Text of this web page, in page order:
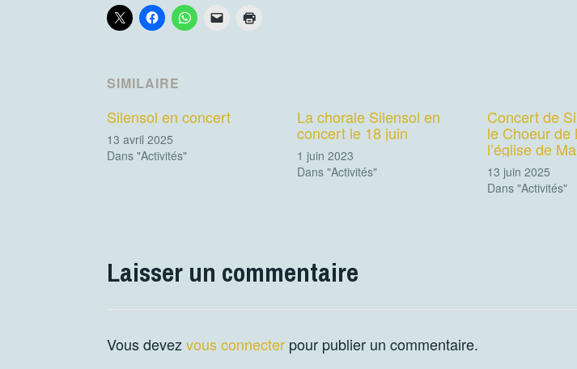
SIMILAIRE
Silensol en concert
13 avril 2025
Dans "Activités"
La chorale Silensol en
concert le 18 juin
1 juin 2023
Dans "Activités"
Concert de
le Choeur de
l’église de
13 juin 2025
Dans "Activités"
Laisser un commentaire
Vous devez vous connecter pour publier un commentaire.